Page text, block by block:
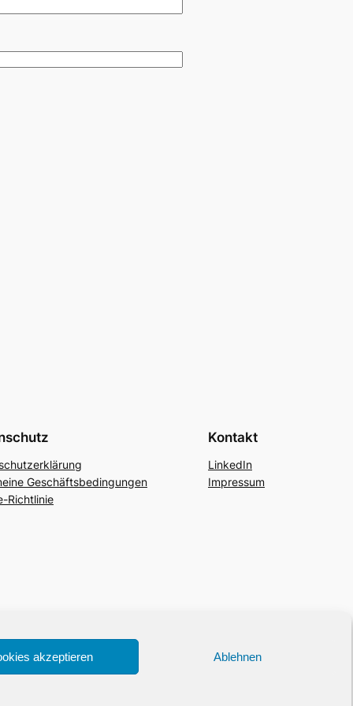
akzeptieren Ablehnen
Geschäftsbedingungen
Richtlinie
Kontakt
LinkedIn
Impressum